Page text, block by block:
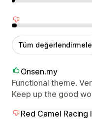
Nötr değerlendirmeler
Olumsuz
Tüm
Onsen.my
Functional theme.
Keep up the good
Red Camel Racing